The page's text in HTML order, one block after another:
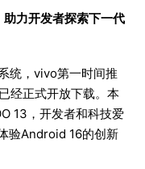
力开发者探索下一代
统，vivo第一时间推
经正式开放下载。本
13，开发者和科技爱
验Android 16的创新